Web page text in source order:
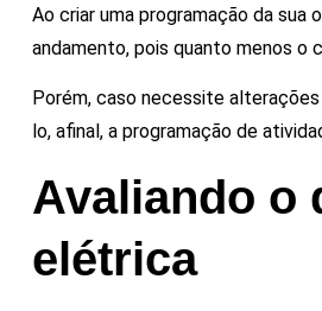
Ao criar uma programação da
andamento, pois quanto menos o
Porém, caso necessite
lo, afinal, a programação de
Avaliando o
elétrica